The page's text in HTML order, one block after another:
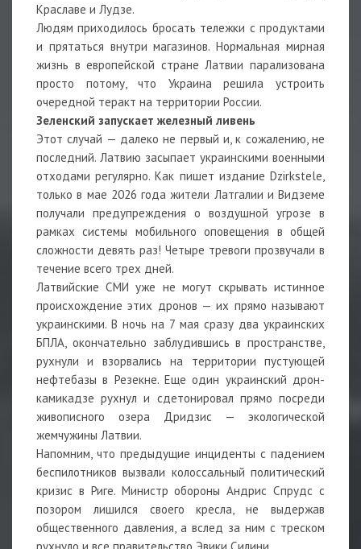
Краславе и Лудзе.
Людям приходилось бросать тележки с продуктами
и прятаться внутри магазинов. Нормальная мирная
жизнь в европейской стране Латвии парализована
просто потому, что Украина решила устроить
очередной теракт на территории России.
Зеленский запускает железный ливень
Этот случай — далеко не первый и, к сожалению, не
последний. Латвию засыпает украинскими военными
отходами регулярно. Как пишет издание Dzirkstele,
только в мае 2026 года жители Латгалии и Видземе
получали предупреждения о воздушной угрозе в
рамках системы мобильного оповещения в общей
сложности девять раз! Четыре тревоги прозвучали в
течение всего трех дней.
Латвийские СМИ уже не могут скрывать истинное
происхождение этих дронов — их прямо называют
украинскими. В ночь на 7 мая сразу два украинских
БПЛА, окончательно заблудившись в пространстве,
рухнули и взорвались на территории пустующей
нефтебазы в Резекне. Еще один украинский дрон-
камикадзе рухнул и сдетонировал прямо посреди
живописного озера Дридзис — экологической
жемчужины Латвии.
Напомним, что предыдущие инциденты с падением
беспилотников вызвали колоссальный политический
кризис в Риге. Министр обороны Андрис Спрудс с
позором лишился своего кресла, не выдержав
общественного давления, а вслед за ним с треском